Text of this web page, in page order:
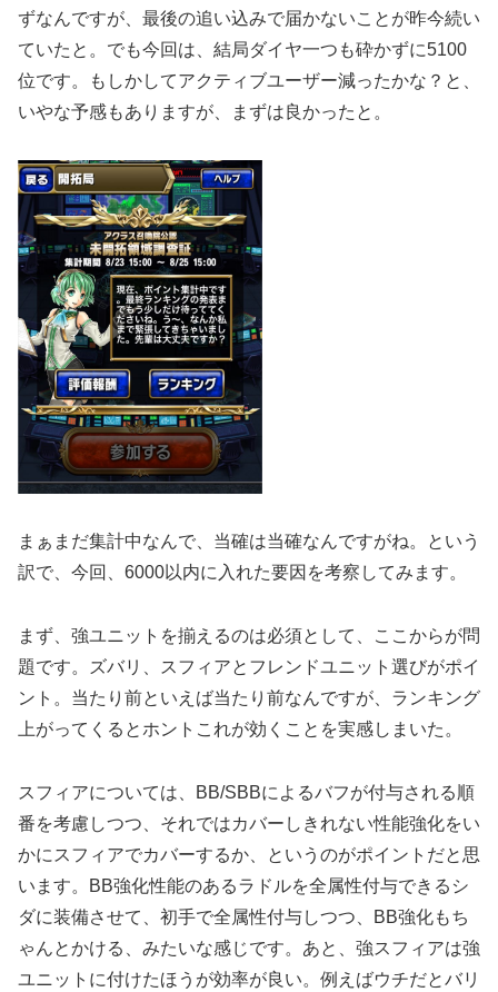
ずなんですが、最後の追い込みで届かないことが昨今続い
ていたと。でも今回は、結局ダイヤ一つも砕かずに5100
位です。もしかしてアクティブユーザー減ったかな？と、
いやな予感もありますが、まずは良かったと。
まぁまだ集計中なんで、当確は当確なんですがね。という
訳で、今回、6000以内に入れた要因を考察してみます。
まず、強ユニットを揃えるのは必須として、ここからが問
題です。ズバリ、スフィアとフレンドユニット選びがポイ
ント。当たり前といえば当たり前なんですが、ランキング
上がってくるとホントこれが効くことを実感しまいた。
スフィアについては、BB/SBBによるバフが付与される順
番を考慮しつつ、それではカバーしきれない性能強化をい
かにスフィアでカバーするか、というのがポイントだと思
います。BB強化性能のあるラドルを全属性付与できるシ
ダに装備させて、初手で全属性付与しつつ、BB強化もち
ゃんとかける、みたいな感じです。あと、強スフィアは強
ユニットに付けたほうが効率が良い。例えばウチだとバリ